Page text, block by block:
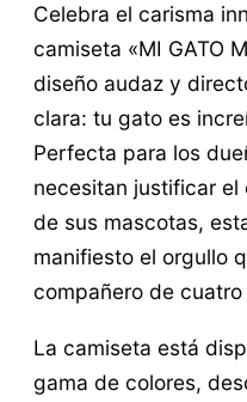
O
M
O
L
A
Y
P
U
N
T
Celebra el carisma
camiseta «MI GATO
diseño audaz y
clara: tu gato es
Perfecta para los
necesitan justificar
de sus mascotas,
manifiesto el orgullo
compañero de
La camiseta está
gama de colores,